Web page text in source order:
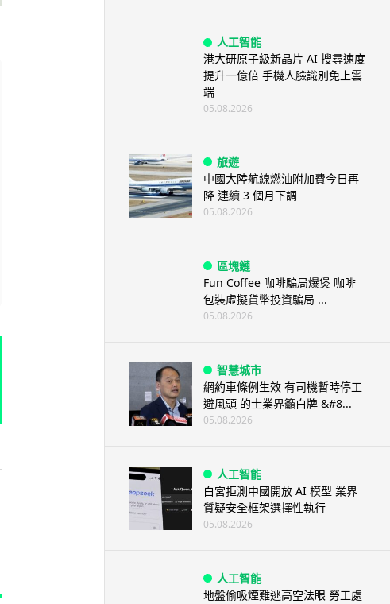
人工智能
港大研原子級新晶片 AI 搜尋速度
提升一億倍 手機人臉識別免上雲
端
05.08.2026
旅遊
中國大陸航線燃油附加費今日再
降 連續 3 個月下調
05.08.2026
區塊鏈
Fun Coffee 咖啡騙局爆煲 咖啡
包裝虛擬貨幣投資騙局 ...
05.08.2026
智慧城市
網約車條例生效 有司機暫時停工
避風頭 的士業界籲白牌 &#8...
05.08.2026
人工智能
白宮拒測中國開放 AI 模型 業界
質疑安全框架選擇性執行
05.08.2026
人工智能
地盤偷吸煙難逃高空法眼 勞工處